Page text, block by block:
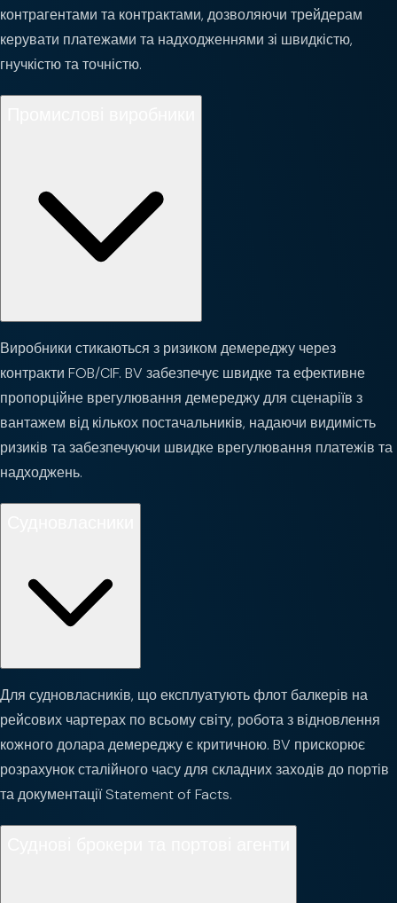
контрагентами та контрактами, дозволяючи трейдерам
керувати платежами та надходженнями зі швидкістю,
гнучкістю та точністю.
Виробники стикаються з ризиком демереджу через
контракти FOB/CIF. BV забезпечує швидке та ефективне
пропорційне врегулювання демереджу для сценаріїв з
вантажем від кількох постачальників, надаючи видимість
ризиків та забезпечуючи швидке врегулювання платежів та
надходжень.
Для судновласників, що експлуатують флот балкерів на
рейсових чартерах по всьому світу, робота з відновлення
кожного долара демереджу є критичною. BV прискорює
розрахунок сталійного часу для складних заходів до портів
та документації Statement of Facts.